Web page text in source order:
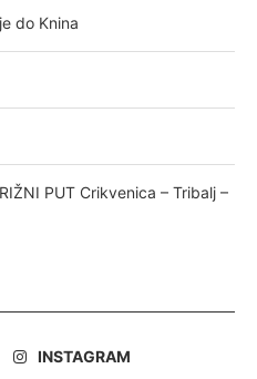
do Knina
PUT Crikvenica – Tribalj –
INSTAGRAM